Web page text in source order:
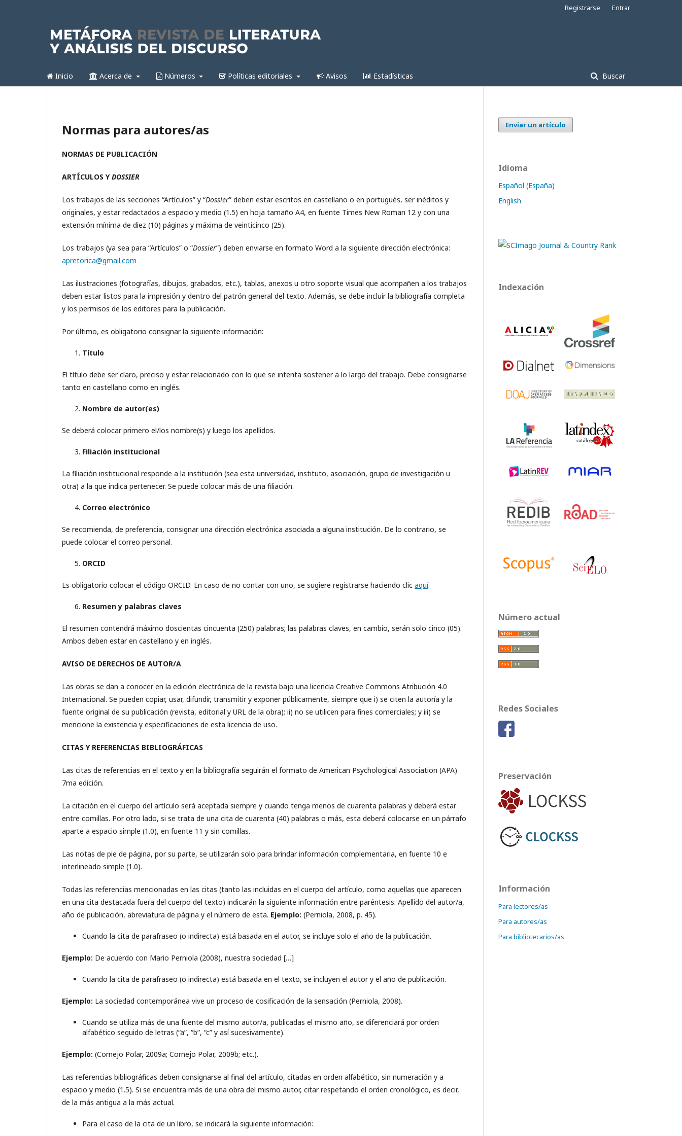
Inicio Acerca de Números Políticas editoriales Avisos Estadísticas Buscar
Registrarse Entrar
Normas para autores/as
NORMAS DE PUBLICACIÓN
ARTÍCULOS YDOSSIER
Los trabajos de las secciones “Artículos” y “Dossier” deben estar escritos en castellano o en portugués, ser inéditos y
originales, y estar redactados a espacio y medio (1.5) en hoja tamaño A4, en fuente Times New Roman 12 y con una
extensión mínima de diez (10) páginas y máxima de veinticinco (25).
Los trabajos (ya sea para “Artículos” o “Dossier”) deben enviarse en formato Word a la siguiente dirección electrónica:
apretorica@gmail.com
Las ilustraciones (fotografías, dibujos, grabados, etc.), tablas, anexos u otro soporte visual que acompañen a los trabajos
deben estar listos para la impresión y dentro del patrón general del texto. Además, se debe incluir la bibliografía completa
y los permisos de los editores para la publicación.
Por último, es obligatorio consignar la siguiente información:
Título
El título debe ser claro, preciso y estar relacionado con lo que se intenta sostener a lo largo del trabajo. Debe consignarse
tanto en castellano como en inglés.
Nombre de autor(es)
Se deberá colocar primero el/los nombre(s) y luego los apellidos.
Filiación institucional
La filiación institucional responde a la institución (sea esta universidad, instituto, asociación, grupo de investigación u
otra) a la que indica pertenecer. Se puede colocar más de una filiación.
Correo electrónico
Se recomienda, de preferencia, consignar una dirección electrónica asociada a alguna institución. De lo contrario, se
puede colocar el correo personal.
ORCID
Es obligatorio colocar el código ORCID. En caso de no contar con uno, se sugiere registrarse haciendo clic aquí.
Resumen y palabras claves
El resumen contendrá máximo doscientas cincuenta (250) palabras; las palabras claves, en cambio, serán solo cinco (05).
Ambos deben estar en castellano y en inglés.
AVISO DE DERECHOS DE AUTOR/A
Las obras se dan a conocer en la edición electrónica de la revista bajo una licencia Creative Commons Atribución 4.0
Internacional. Se pueden copiar, usar, difundir, transmitir y exponer públicamente, siempre que i) se citen la autoría y la
fuente original de su publicación (revista, editorial y URL de la obra); ii) no se utilicen para fines comerciales; y iii) se
mencione la existencia y especificaciones de esta licencia de uso.
CITAS Y REFERENCIAS BIBLIOGRÁFICAS
Las citas de referencias en el texto y en la bibliografía seguirán el formato de American Psychological Association (APA)
7ma edición.
La citación en el cuerpo del artículo será aceptada siempre y cuando tenga menos de cuarenta palabras y deberá estar
entre comillas. Por otro lado, si se trata de una cita de cuarenta (40) palabras o más, esta deberá colocarse en un párrafo
aparte a espacio simple (1.0), en fuente 11 y sin comillas.
Las notas de pie de página, por su parte, se utilizarán solo para brindar información complementaria, en fuente 10 e
interlineado simple (1.0).
Todas las referencias mencionadas en las citas (tanto las incluidas en el cuerpo del artículo, como aquellas que aparecen
en una cita destacada fuera del cuerpo del texto) indicarán la siguiente información entre paréntesis: Apellido del autor/a,
año de publicación, abreviatura de página y el número de esta. Ejemplo: (Perniola, 2008, p. 45).
Cuando la cita de parafraseo (o indirecta) está basada en el autor, se incluye solo el año de la publicación.
Ejemplo: De acuerdo con Mario Perniola (2008), nuestra sociedad […]
Cuando la cita de parafraseo (o indirecta) está basada en el texto, se incluyen el autor y el año de publicación.
Ejemplo: La sociedad contemporánea vive un proceso de cosificación de la sensación (Perniola, 2008).
Cuando se utiliza más de una fuente del mismo autor/a, publicadas el mismo año, se diferenciará por orden
alfabético seguido de letras (“a”, “b”, “c” y así sucesivamente).
Ejemplo: (Cornejo Polar, 2009a; Cornejo Polar, 2009b; etc.).
Las referencias bibliográficas deben consignarse al final del artículo, citadas en orden alfabético, sin numeración y a
espacio y medio (1.5). Si se encuentra más de una obra del mismo autor, citar respetando el orden cronológico, es decir,
de la más antigua a la más actual.
Para el caso de la cita de un libro, se indicará la siguiente información:
Enviar un artículo
Idioma
Español (España)
English
Indexación
Número actual
Redes Sociales
Preservación
Información
Para lectores/as
Para autores/as
Para bibliotecarios/as